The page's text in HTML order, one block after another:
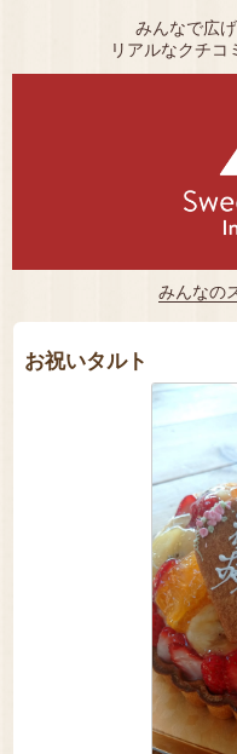
みんなで広
リアルなクチコ
みんなの
お祝いタルト